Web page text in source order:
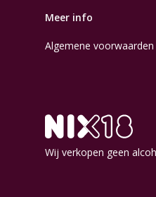
Meer info
Algemene voorwaarden
Wij verkopen geen